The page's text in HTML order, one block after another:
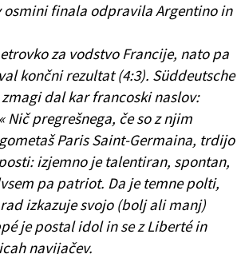
osmini finala odpravila Argentino in
za vodstvo Francije, nato pa
končni rezultat (4:3). Süddeutsche
dal kar francoski naslov:
Nič pregrešnega, če so z njim
Paris Saint-Germaina, trdijo
izjemno je talentiran, spontan,
pa patriot. Da je temne polti,
izkazuje svojo (bolj ali manj)
je postal idol in se z Liberté in
navijačev.